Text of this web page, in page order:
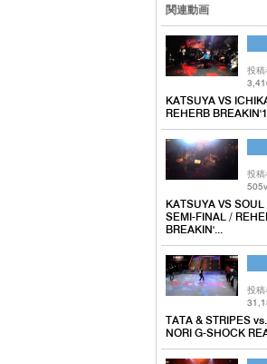
関連動画
投稿
KATSUYA VS
REHERB
投稿
KATSUYA VS
SEMI-FINAL /
BREAKIN'...
投稿
TATA & STRIPES
NORI G-SHOCK